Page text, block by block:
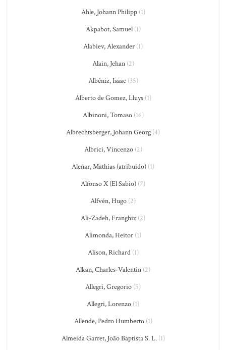
Ahle, Johann Philipp(1)
Akpabot, Samuel(1)
Alabiev, Alexander (1)
Alain, Jehan(2)
Albéniz, Isaac (35)
Alberto de Gomez, Lluys(1)
Albinoni, Tomaso(16)
Albrechtsberger, Johann Georg (4)
Albrici, Vincenzo(2)
Aleñar, Mathías (atribuido) (1)
Alfonso X (El Sabio) (7)
Alfvén, Hugo (2)
Ali-Zadeh, Franghiz (2)
Alimonda, Heitor (1)
Alison, Richard(1)
Alkan, Charles-Valentin (2)
Allegri, Gregorio (5)
Allegri, Lorenzo (1)
Allende, Pedro Humberto(1)
Almeida Garret, João Baptista S. L.(1)